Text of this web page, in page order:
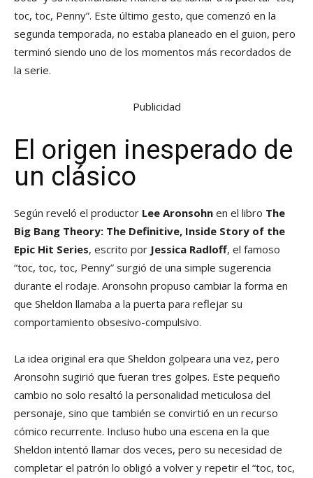
toc, toc, Penny”. Este último gesto, que comenzó en la
segunda temporada, no estaba planeado en el guion, pero
terminó siendo uno de los momentos más recordados de
la serie.
Publicidad
El origen inesperado de
un clásico
Según reveló el productor Lee Aronsohn en el libro The
Big Bang Theory: The Definitive, Inside Story of the
Epic Hit Series, escrito por Jessica Radloff, el famoso
“toc, toc, toc, Penny” surgió de una simple sugerencia
durante el rodaje. Aronsohn propuso cambiar la forma en
que Sheldon llamaba a la puerta para reflejar su
comportamiento obsesivo-compulsivo.
La idea original era que Sheldon golpeara una vez, pero
Aronsohn sugirió que fueran tres golpes. Este pequeño
cambio no solo resaltó la personalidad meticulosa del
personaje, sino que también se convirtió en un recurso
cómico recurrente. Incluso hubo una escena en la que
Sheldon intentó llamar dos veces, pero su necesidad de
completar el patrón lo obligó a volver y repetir el “toc, toc,